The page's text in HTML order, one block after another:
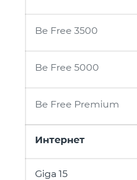
Be Free 3500
Be Free 5000
Be Free Premium
Интернет
Giga 15